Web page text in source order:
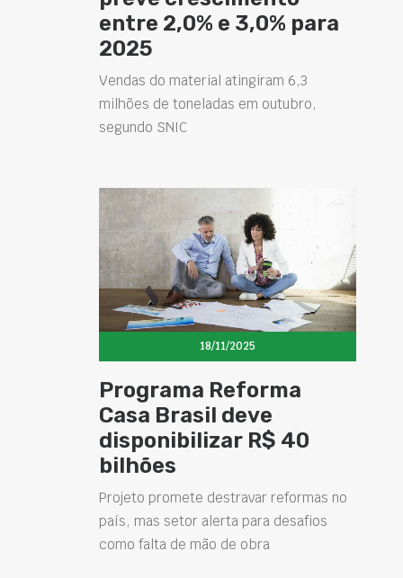
entre 2,0% e 3,0% para
2025
Vendas do material atingiram 6,3
milhões de toneladas em outubro,
segundo SNIC
18/11/2025
Programa Reforma
Casa Brasil deve
disponibilizar R$ 40
bilhões
Projeto promete destravar reformas no
país, mas setor alerta para desafios
como falta de mão de obra